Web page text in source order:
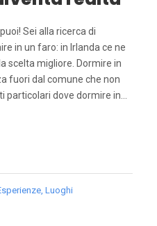
Sei alla ricerca di
in un faro: in Irlanda ce ne
scelta migliore. Dormire in
fuori dal comune che non
particolari dove dormire in...
Luoghi